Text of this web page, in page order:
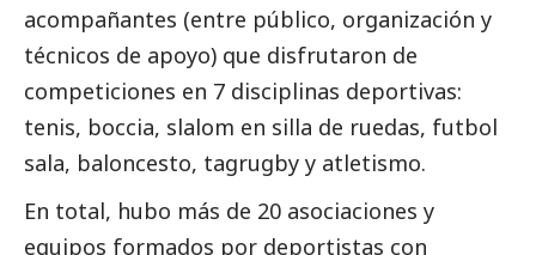
acompañantes (entre público, organización y
técnicos de apoyo) que disfrutaron de
competiciones en 7 disciplinas deportivas:
tenis, boccia, slalom en silla de ruedas, futbol
sala, baloncesto, tagrugby y atletismo.
En total, hubo más de 20 asociaciones y
equipos formados por deportistas con